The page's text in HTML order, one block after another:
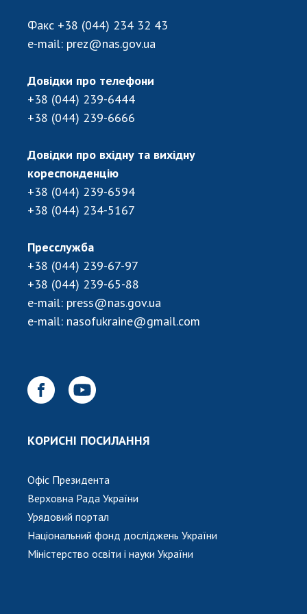
Підготовка наукових кадрів
Робота з молоддю
МІЖНАРОДНЕ СПІВРОБІТНИЦТВО
Членство в міжнародних організаціях
Міжнародні програми та конкурси
ДОКУМЕНТИ
Нормативні акти НАН України
Державний бюджет НАН України
Вибори до складу НАН України
Бланки документів
НОВИНИ
МЕДІА ПРО НАС
ПРОФСПІЛКА НАН УКРАЇНИ
КАБІНЕТ
Факс +38 (044) 234 32 43
e-mail: prez@nas.gov.ua
Довідки про телефони
+38 (044) 239-6444
+38 (044) 239-6666
Довідки про вхідну та вихідну
кореспонденцію
+38 (044) 239-6594
+38 (044) 234-5167
Пресслужба
+38 (044) 239-67-97
+38 (044) 239-65-88
e-mail: press@nas.gov.ua
e-mail: nasofukraine@gmail.com
КОРИСНІ ПОСИЛАННЯ
Офіс Президента
Верховна Рада України
Урядовий портал
Національний фонд досліджень України
Міністерство освіти і науки України